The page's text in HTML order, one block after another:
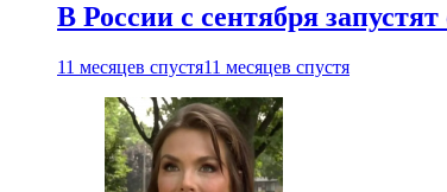
В России с сентября
11 месяцев спустя11 месяцев спустя